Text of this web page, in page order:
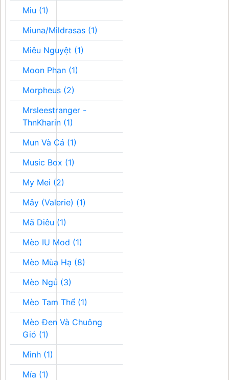
Miu (1)
Miuna/Mildrasas (1)
Miêu Nguyệt (1)
Moon Phan (1)
Morpheus (2)
Mrsleestranger -
ThnKharin (1)
Mun Và Cá (1)
Music Box (1)
My Mei (2)
Mây (Valerie) (1)
Mã Diêu (1)
Mèo IU Mod (1)
Mèo Mùa Hạ (8)
Mèo Ngủ (3)
Mèo Tam Thể (1)
Mèo Đen Và Chuông
Gió (1)
Mình (1)
Mía (1)